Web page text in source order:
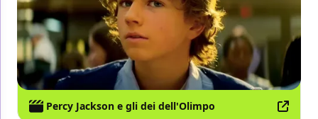
Percy Jackson e gli dei dell'Olimpo